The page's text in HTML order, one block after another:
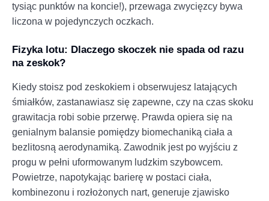
tysiąc punktów na koncie!), przewaga zwycięzcy bywa
liczona w pojedynczych oczkach.
Fizyka lotu: Dlaczego skoczek nie spada od razu
na zeskok?
Kiedy stoisz pod zeskokiem i obserwujesz latających
śmiałków, zastanawiasz się zapewne, czy na czas skoku
grawitacja robi sobie przerwę. Prawda opiera się na
genialnym balansie pomiędzy biomechaniką ciała a
bezlitosną aerodynamiką. Zawodnik jest po wyjściu z
progu w pełni uformowanym ludzkim szybowcem.
Powietrze, napotykając barierę w postaci ciała,
kombinezonu i rozłożonych nart, generuje zjawisko